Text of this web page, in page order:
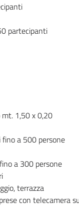
partecipanti
1,50 x 0,20
fino a 500 persone
a 300 persone
terrazza
con telecamera